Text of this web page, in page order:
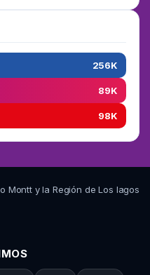
256K
89K
98K
Montt y la Región de Los lagos